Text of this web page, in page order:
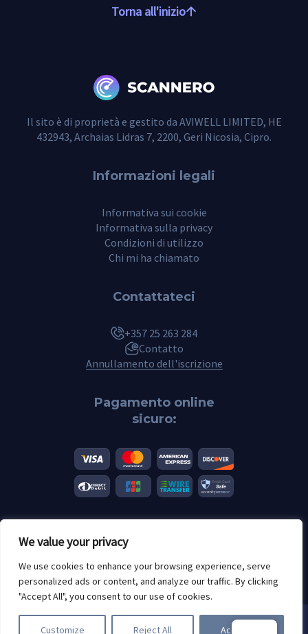
We value your privacy
We use cookies to enhance your browsing experience, serve
personalized ads or content, and analyze our traffic. By clicking
"Accept All", you consent to our use of cookies.
Customize Reject All Accept All
Torna all'inizio
Il sito è di proprietà e gestito da AVIWELL LIMITED, HE
432943, Archaias Lidras 7, 2200, Geri Nicosia, Cipro.
Informazioni legali
Informativa sui cookie
Informativa sulla privacy
Condizioni di utilizzo
Chi mi ha chiamato
Contattateci
+357 25 263 284
Contatto
Annullamento dell'iscrizione
Pagamento online
sicuro:
© 2026 Scannero.blog. Tutti i marchi appartengono ai rispettivi
proprietari.
Limiti di età: 18+
Utilizziamo i cookie. Utilizzando